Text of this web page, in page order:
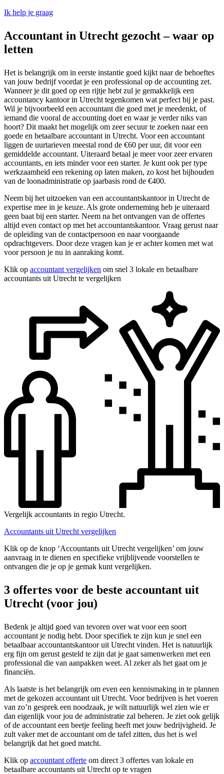
Ik help je graag
Accountant in Utrecht gezocht – waar op
letten
Het is belangrijk om in eerste instantie goed kijkt naar de behoeftes
van jouw bedrijf voordat je een professional op de accounting zet.
Wanneer je dit goed op een rijtje hebt zul je gemakkelijk een
accountancy kantoor in Utrecht tegenkomen wat perfect bij je past.
Wil je bijvoorbeeld een accountant die goed met je meedenkt, of
iemand die vooral de accounting doet en waar je verder niks van
hoort? Dit maakt het mogelijk om zeer secuur te zoeken naar een
goede en betaalbare accountant in Utrecht. Voor een accountant
liggen de uurtarieven meestal rond de €60 per uur, dit voor een
gemiddelde accountant. Uiteraard betaal je meer voor zeer ervaren
accountants, en iets minder voor een starter. Je kunt ook per type
werkzaamheid een rekening op laten maken, zo kost het bijhouden
van de loonadministratie op jaarbasis rond de €400.
Neem bij het uitzoeken van een accountantskantoor in Utrecht de
expertise mee in je keuze. Als grote onderneming heb je uiteraard
geen baat bij een starter. Neem na het ontvangen van de offertes
altijd even contact op met het accountantskantoor. Vraag gerust naar
de opleiding van de contactpersoon en naar voorgaande
opdrachtgevers. Door deze vragen kan je er achter komen met wat
voor persoon je nu in aanraking komt.
Klik op accountant vergelijken om snel 3 lokale en betaalbare
accountants uit Utrecht te vergelijken
Vergelijk accountants in regio Utrecht.
Accountants uit Utrecht vergelijken
Klik op de knop ‘Accountants uit Utrecht vergelijken’ om jouw
aanvraag in te dienen en specifieke vrijblijvende voorstellen te
ontvangen die je op je gemak kunt vergelijken.
3 offertes voor de beste accountant uit
Utrecht (voor jou)
Bedenk je altijd goed van tevoren over wat voor een soort
accountant je nodig hebt. Door specifiek te zijn kun je snel een
betaalbaar accountantskantoor uit Utrecht vinden. Het is natuurlijk
erg fijn om gerust gesteld te zijn dat je gaat samenwerken met een
professional die van aanpakken weet. Al zeker als het gaat om je
financiën.
Als laatste is het belangrijk om even een kennismaking in te plannen
met de gekozen accountant uit Utrecht. Voor bedrijven is het voeren
van zo’n gesprek een noodzaak, je wilt natuurlijk wel zien wie er
dan eigenlijk voor jou de administratie zal beheren. Je ziet ook gelijk
of de accountant een beetje feeling heeft met jouw bedrijvigheid. Je
zult vaker met de accountant om de tafel zitten, dus het is wel
belangrijk dat het goed matcht.
Klik op accountant offerte om direct 3 offertes van lokale en
betaalbare accountants uit Utrecht op te vragen